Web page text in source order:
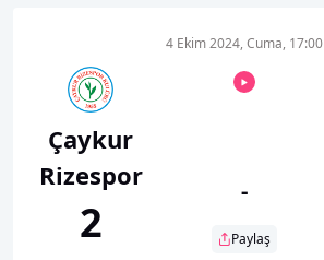
Çaykur
Rizespor
2
4 Ekim 2024, Cuma, 17:00
-
Paylaş